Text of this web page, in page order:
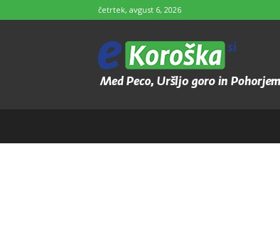
četrtek, avgust 6, 2026
e-
Koroška